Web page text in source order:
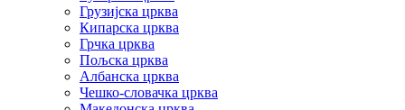
Грузијска црква
Кипарска црква
Грчка црква
Пољска црква
Албанска црква
Чешко-словачка црква